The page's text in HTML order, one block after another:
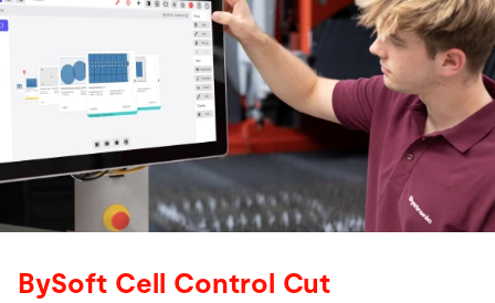
BySoft Cell Control Cut